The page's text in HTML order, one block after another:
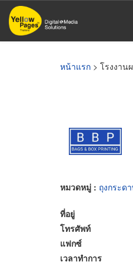
ข้าม
ไป
หน้าแรก > โรงงา
หมวดหมู่ : ถุงกระด
ที่อยู่
โทรศัพท์
แฟกซ์
เวลาทำการ